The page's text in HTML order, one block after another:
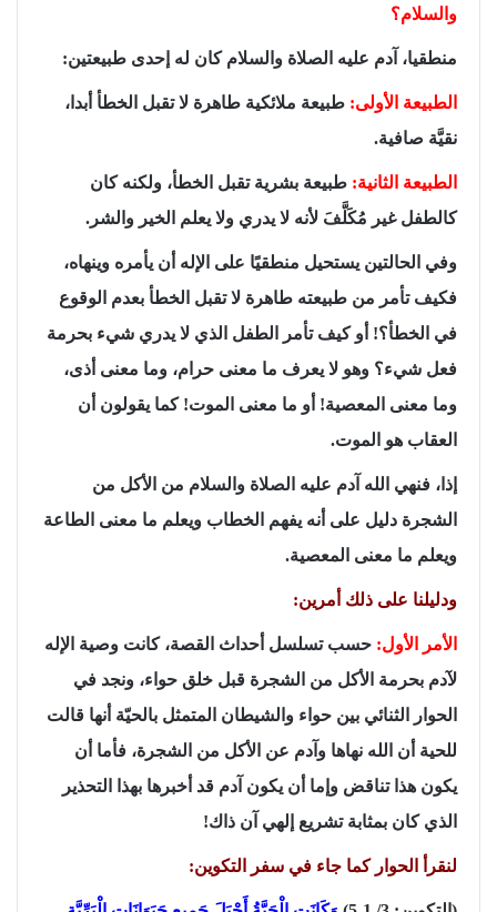
والسلام؟
منطقيا، آدم عليه الصلاة والسلام كان له إحدى طبيعتين:
الطبيعة الأولى: طبيعة ملائكية طاهرة لا تقبل الخطأ أبدا،
نقيَّة صافية.
الطبيعة الثانية: طبيعة بشرية تقبل الخطأ، ولكنه كان
كالطفل غير مُكَلَّفَ لأنه لا يدري ولا يعلم الخير والشر.
وفي الحالتين يستحيل منطقيًا على الإله أن يأمره وينهاه،
فكيف تأمر من طبيعته طاهرة لا تقبل الخطأ بعدم الوقوع
في الخطأ؟! أو كيف تأمر الطفل الذي لا يدري شيء بحرمة
فعل شيء؟ وهو لا يعرف ما معنى حرام، وما معنى أذى،
وما معنى المعصية! أو ما معنى الموت! كما يقولون أن
العقاب هو الموت.
إذا، فنهي الله آدم عليه الصلاة والسلام من الأكل من
الشجرة دليل على أنه يفهم الخطاب ويعلم ما معنى الطاعة
ويعلم ما معنى المعصية.
ودليلنا على ذلك أمرين:
الأمر الأول: حسب تسلسل أحداث القصة، كانت وصية الإله
لآدم بحرمة الأكل من الشجرة قبل خلق حواء، ونجد في
الحوار الثنائي بين حواء والشيطان المتمثل بالحيّة أنها قالت
للحية أن الله نهاها وآدم عن الأكل من الشجرة، فأما أن
يكون هذا تناقض وإما أن يكون آدم قد أخبرها بهذا التحذير
الذي كان بمثابة تشريع إلهي آن ذاك!
لنقرأ الحوار كما جاء في سفر التكوين: